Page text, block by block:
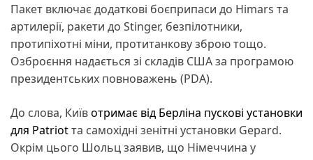
Пакет включає додаткові боєприпаси до Himars та
артилерії, ракети до Stinger, безпілотники,
протипіхотні міни, протитанкову зброю тощо.
Озброєння надається зі складів США за програмою
президентських повноважень (PDA).
До слова, Київотримає від Берліна пускові установки
для Patriotта самохідні зенітні установки Gepard.
Окрім цього Шольц заявив, що Німеччина у